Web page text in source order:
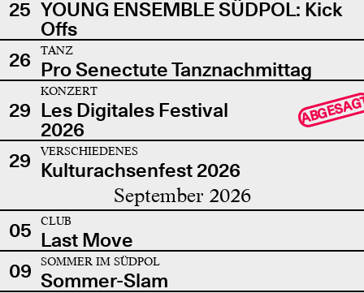
25 YOUNG ENSEMBLE SÜDPOL: Kick
Offs
26
TANZ
Pro Senectute Tanznachmittag
29
KONZERT
Les Digitales Festival
2026
29 VERSCHIEDENES
Kulturachsenfest 2026
September 2026
05 CLUB
Last Move
09
SOMMER IM SÜDPOL
Sommer-Slam